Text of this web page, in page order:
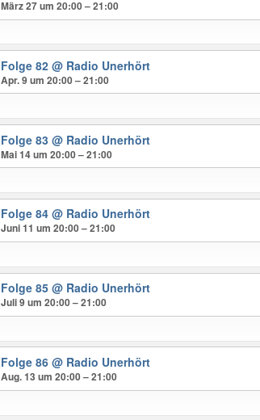
März 27 um 20:00 – 21:00
Folge 82@ Radio Unerhört
Apr. 9 um 20:00 – 21:00
Folge 83@ Radio Unerhört
Mai 14 um 20:00 – 21:00
Folge 84@ Radio Unerhört
Juni 11 um 20:00 – 21:00
Folge 85@ Radio Unerhört
Juli 9 um 20:00 – 21:00
Folge 86@ Radio Unerhört
Aug. 13 um 20:00 – 21:00